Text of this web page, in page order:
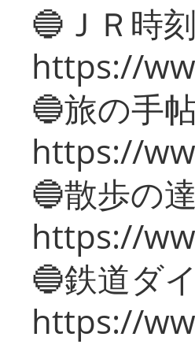
🔵ＪＲ時
https://
🔵旅の手
https://
🔵散歩の
https://
🔵鉄道ダ
https://